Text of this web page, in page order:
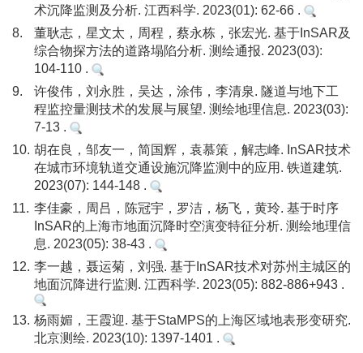
术沉降监测及分析. 江西科学. 2023(01): 62-66 .
8.
董耿志，星文太，周程，蔡永栋，张宏光. 基于InSAR及
综合物探方法的道路塌陷分析. 测绘通报. 2023(03):
104-110 .
9.
许俊伟，刘永胜，吴达，涂伟，李清泉. 隧道与地下工
程监控量测技术的发展与展望. 测绘地理信息. 2023(03):
7-13 .
10. 胡在良，邹友一，简国辉，袁慕策，解志峰. InSAR技术
在城市环境轨道交通设施沉降监测中的应用. 铁道建筑.
2023(07): 144-148 .
11. 李佳豪，周吕，陈冠宇，罗洁，杨飞，黄玲. 基于时序
InSAR的上海市地面沉降时空演变特征分析. 测绘地理信
息. 2023(05): 38-43 .
12. 李一越，聂运菊，刘强. 基于InSAR技术对苏州主城区的
地面沉降进行监测. 江西科学. 2023(05): 882-886+943 .
13. 杨雨媚，王霞迎. 基于StaMPS的上海区域地表形变研究.
北京测绘. 2023(10): 1397-1401 .